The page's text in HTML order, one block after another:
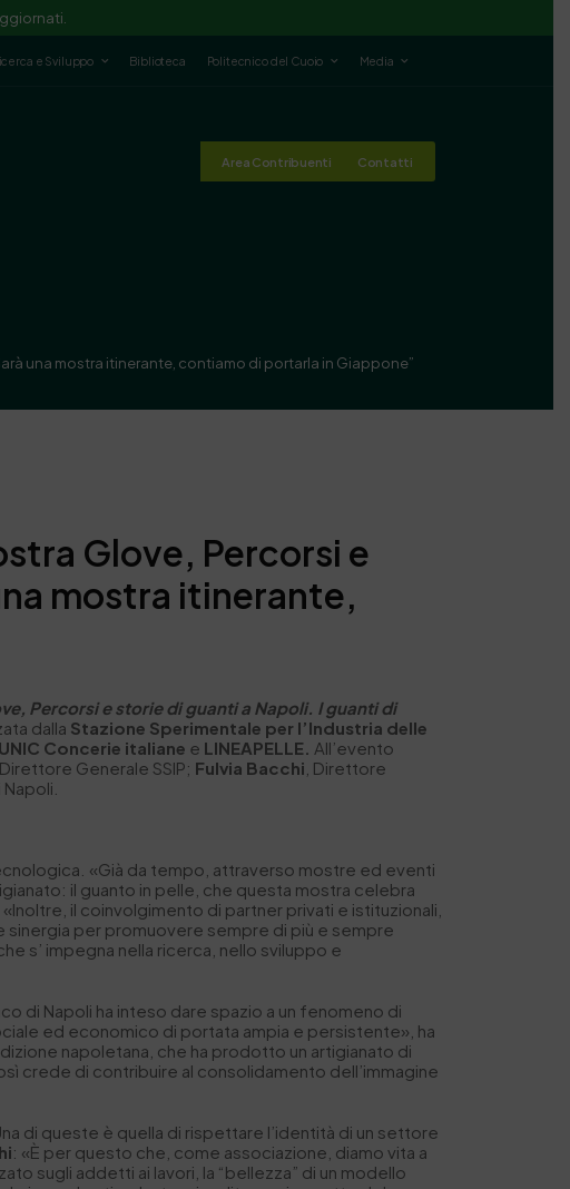
e Sviluppo Biblioteca Politecnico del Cuoio Media
Area Contribuenti Contatti
una mostra itinerante, contiamo di portarla in Giappone”
Glove, Percorsi e
mostra itinerante,
Percorsi e storie di guanti a Napoli. I guanti di
dalla Stazione Sperimentale per l’Industria delle
UNIC Concerie italiane e LINEAPELLE. All’evento
, Direttore Generale SSIP; Fulvia Bacchi , Direttore
«Già da tempo, attraverso mostre ed eventi
il guanto in pelle, che questa mostra celebra
«Inoltre, il coinvolgimento di partner privati e istituzionali,
sinergia per promuovere sempre di più e sempre
s’ impegna nella ricerca, nello sviluppo e
di Napoli ha inteso dare spazio a un fenomeno di
ed economico di portata ampia e persistente», ha
napoletana, che ha prodotto un artigianato di
crede di contribuire al consolidamento dell’immagine
di queste è quella di rispettare l’identità di un settore
: «È per questo che, come associazione, diamo vita a
sugli addetti ai lavori, la “bellezza” di un modello